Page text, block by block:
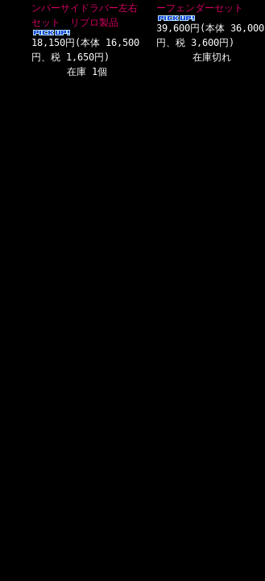
ンパーサイドラバー左右
セット リプロ製品
18,150円(本体 16,500
円、税 1,650円)
在庫 1個
ーフェンダーセット
39,600円(本体 36,000
円、税 3,600円)
在庫切れ